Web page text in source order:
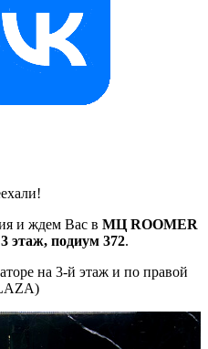
и ждем Вас в МЦ ROOMER
этаж, подиум 372.
на 3-й этаж и по правой